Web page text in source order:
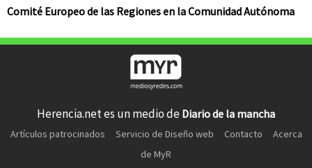
Comité Europeo de las Regiones en la Comunidad Autónoma
Herencia.net es un medio de Diario de la mancha
Artículos patrocinados Servicio de Diseño web Contacto
Acerca
de MyR